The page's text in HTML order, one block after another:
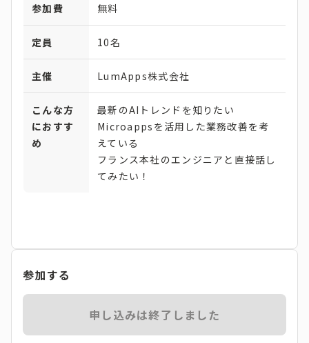
参加費 無料
定員 10名
主催 LumApps株式会社
こんな方
におすす
め
最新のAIトレンドを知りたい
Microappsを活用した業務改善を考
えている
フランス本社のエンジニアと直接話し
てみたい！
参加する
申し込みは終了しました